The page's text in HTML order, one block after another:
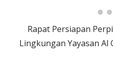
Rapat Persiapan
Lingkungan Yayasan Al